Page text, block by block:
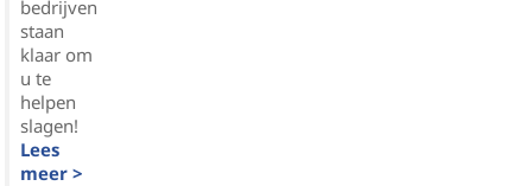
bedrijven
staan
klaar om
u te
helpen
slagen!
Lees
meer >